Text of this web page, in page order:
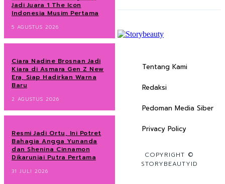
Jadi Juara 1 The Icon
Indonesia Musim Pertama
5 AGUSTUS 2026
Ciara Nadine Brosnan Jadi
Kiara di Asmara Gen Z New
Era, Siap Hadirkan Warna
Baru
2 AGUSTUS 2026
Resmi Jadi Ortu, Ini Potret
Bahagia Angga Yunanda
dan Shenina Cinnamon
Dikaruniai Putra Pertama
31 JULI 2026
Tentang Kami
Redaksi
Pedoman Media Siber
Privacy Policy
COPYRIGHT ©
STORYBEAUTYID